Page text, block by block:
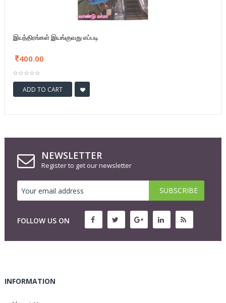
இயந்திரங்கள் இயங்குவது எப்படி
400.00
ADD TO CART
NEWSLETTER
Register to get our newsletter
FOLLOW US ON
INFORMATION